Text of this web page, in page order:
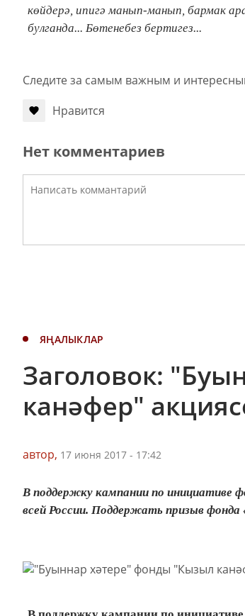
көйдерә, ипигә манып-манып, бармак
булганда... Бөтенебез бертигез...
Следите за самым важным и
Нравится
Нет комментариев
ЯҢАЛЫКЛАР
Заголовок:
канәфер"
автор, 17 июня 2017 - 17:42
В поддержку кампании по инициативе
всей России. Поддержать призыв